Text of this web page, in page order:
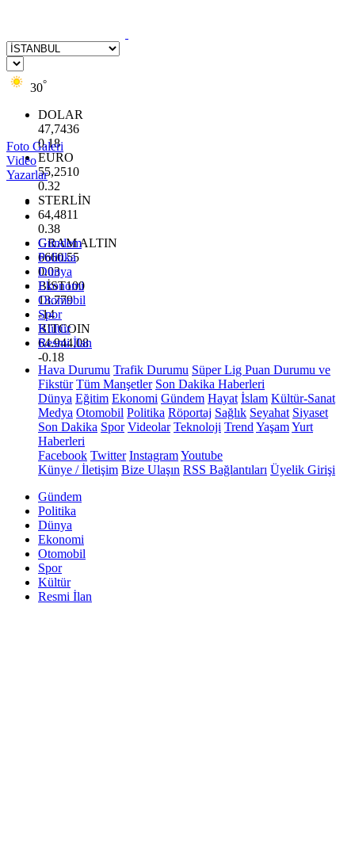
30°
DOLAR
47,7436
0.18
EURO
55,2510
0.32
STERLİN
64,4811
0.38
GRAM ALTIN
6660.55
0.03
BİST100
13.779
-14
BITCOIN
64.944,08
-0.18
Foto Galeri
Video
Yazarlar
Gündem
Politika
Dünya
Ekonomi
Otomobil
Spor
Kültür
Resmi İlan
Hava Durumu Trafik Durumu Süper Lig Puan Durumu ve
Fikstür Tüm Manşetler Son Dakika Haberleri
Dünya Eğitim Ekonomi Gündem Hayat İslam Kültür-Sanat
Medya Otomobil Politika Röportaj Sağlık Seyahat Siyaset
Son Dakika Spor Videolar Teknoloji Trend YaşamYurt
Haberleri
Facebook Twitter InstagramYoutube
Künye / İletişim Bize Ulaşın RSS Bağlantıları Üyelik Girişi
Gündem
Politika
Dünya
Ekonomi
Otomobil
Spor
Kültür
Resmi İlan